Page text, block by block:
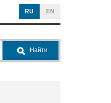
RU EN
Найти